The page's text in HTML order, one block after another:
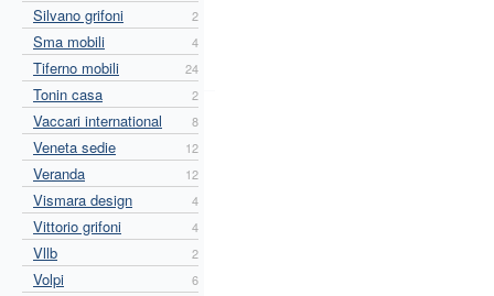
Silvano grifoni 2
Sma mobili 4
Tiferno mobili 24
Tonin casa 2
Vaccari international 8
Veneta sedie 12
Veranda 12
Vismara design 4
Vittorio grifoni 4
Vllb 2
Volpi 6